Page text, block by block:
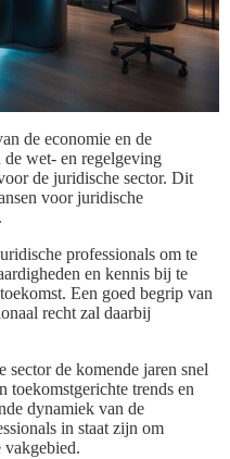
de economie en de
wet- en regelgeving
de juridische sector. Dit
voor juridische
professionals om te
en kennis bij te
Een goed begrip van
recht zal daarbij
sector de komende jaren snel
trends en
dynamiek van de
in staat zijn om